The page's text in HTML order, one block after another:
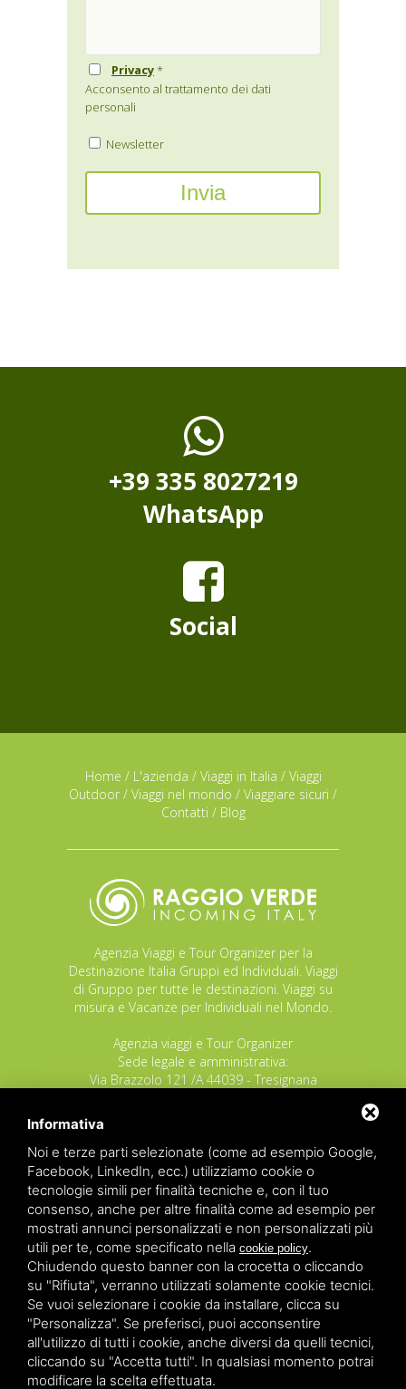
Privacy*
Acconsento al trattamento dei dati
personali
Newsletter
+39 335 8027219
WhatsApp
Social
Home / L'azienda / Viaggi in Italia / Viaggi
Outdoor / Viaggi nel mondo / Viaggiare sicuri /
Contatti / Blog
Agenzia Viaggi e Tour Organizer per la
Destinazione Italia Gruppi ed Individuali. Viaggi
di Gruppo per tutte le destinazioni. Viaggi su
misura e Vacanze per Individuali nel Mondo.
Agenzia viaggi e Tour Organizer
Sede legale e amministrativa:
Via Brazzolo 121 /A 44039 - Tresignana
POLIZZA RESPONSABILITA' CIVILE REVO N.
OX00020791 valida dal 12/11/2025 al
12/11/2026
POLIZZA FONDO GARANZIA INSOLVENZA
REVO N. OX00043679 valida dal 03/03/26 al
03/03/27
Copyrights – 2026 Raggio Verde Incoming Italy by Raggio
Verde Incoming Italy di Nagliati dott.ssa Ilaria –
Deltacommerce srlAll rights reserved.
Partita IVA 01428530388 - C.F NGLLRI66L56D548L - Numero
REA - Camera di Commercio Ferrara 166627/1998 Licenza
agenzia di viaggio: autorizzazione Provincia di Ferrara n.
102131 del 02 Dicembre 2008 -
Sitemap - Privacy Legal
Informativa
Noi e terze parti selezionate (come ad esempio Google,
Facebook, LinkedIn, ecc.) utilizziamo cookie o
tecnologie simili per finalità tecniche e, con il tuo
consenso, anche per altre finalità come ad esempio per
mostrati annunci personalizzati e non personalizzati più
utili per te, come specificato nella cookie policy.
Chiudendo questo banner con la crocetta o cliccando
su "Rifiuta", verranno utilizzati solamente cookie tecnici.
Se vuoi selezionare i cookie da installare, clicca su
"Personalizza". Se preferisci, puoi acconsentire
all'utilizzo di tutti i cookie, anche diversi da quelli tecnici,
cliccando su "Accetta tutti". In qualsiasi momento potrai
modificare la scelta effettuata.